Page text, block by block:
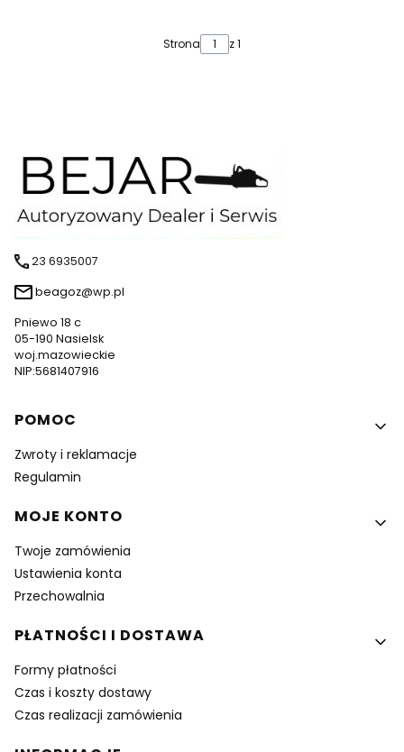
Strona z 1
23 6935007
beagoz@wp.pl
Pniewo 18 c
05-190 Nasielsk
woj.mazowieckie
NIP:5681407916
Linki w stopce
POMOC
Zwroty i reklamacje
Regulamin
MOJE KONTO
Twoje zamówienia
Ustawienia konta
Przechowalnia
PŁATNOŚCI I DOSTAWA
Formy płatności
Czas i koszty dostawy
Czas realizacji zamówienia